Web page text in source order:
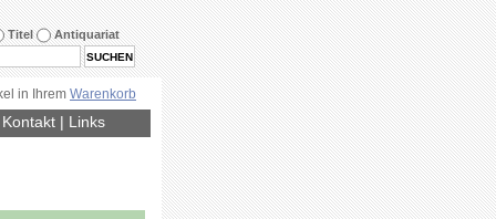
Titel Antiquariat
in Ihrem Warenkorb
Kontakt| Links